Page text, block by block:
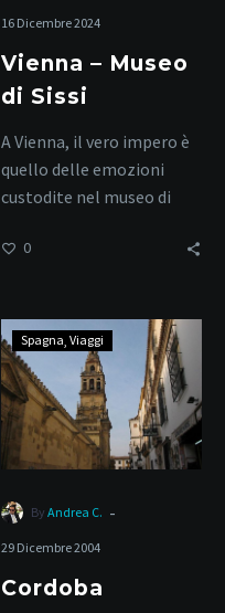
16 Dicembre 2024
Vienna – Museo
di Sissi
A Vienna, il vero impero è
quello delle emozioni
custodite nel museo di
0
Cordoba
Spagna Viaggi
By Andrea C. -
29 Dicembre 2004
Cordoba